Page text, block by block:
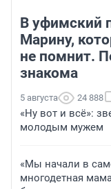
В уфимский
Марину,
не помнит.
знакома
5 августа 24 888
«Ну вот и всё»:
молодым мужем
«Мы начали в
многодетная